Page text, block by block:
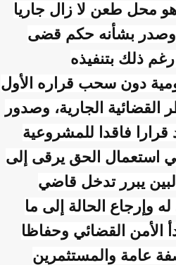
محل طعن لا زال جاريا
وصدر بشأنه حكم قضى
رغم ذلك بتنفيذه
دون سحب قراره الأول
الجارية، وصدور
قرارا فاقدا للمشروعية
الحق يرقى إلى
يبرر تدخل قاضي
وإرجاع الحالة إلى ما
الأمن القضائي وحفاظا
عامة والمستثمرين